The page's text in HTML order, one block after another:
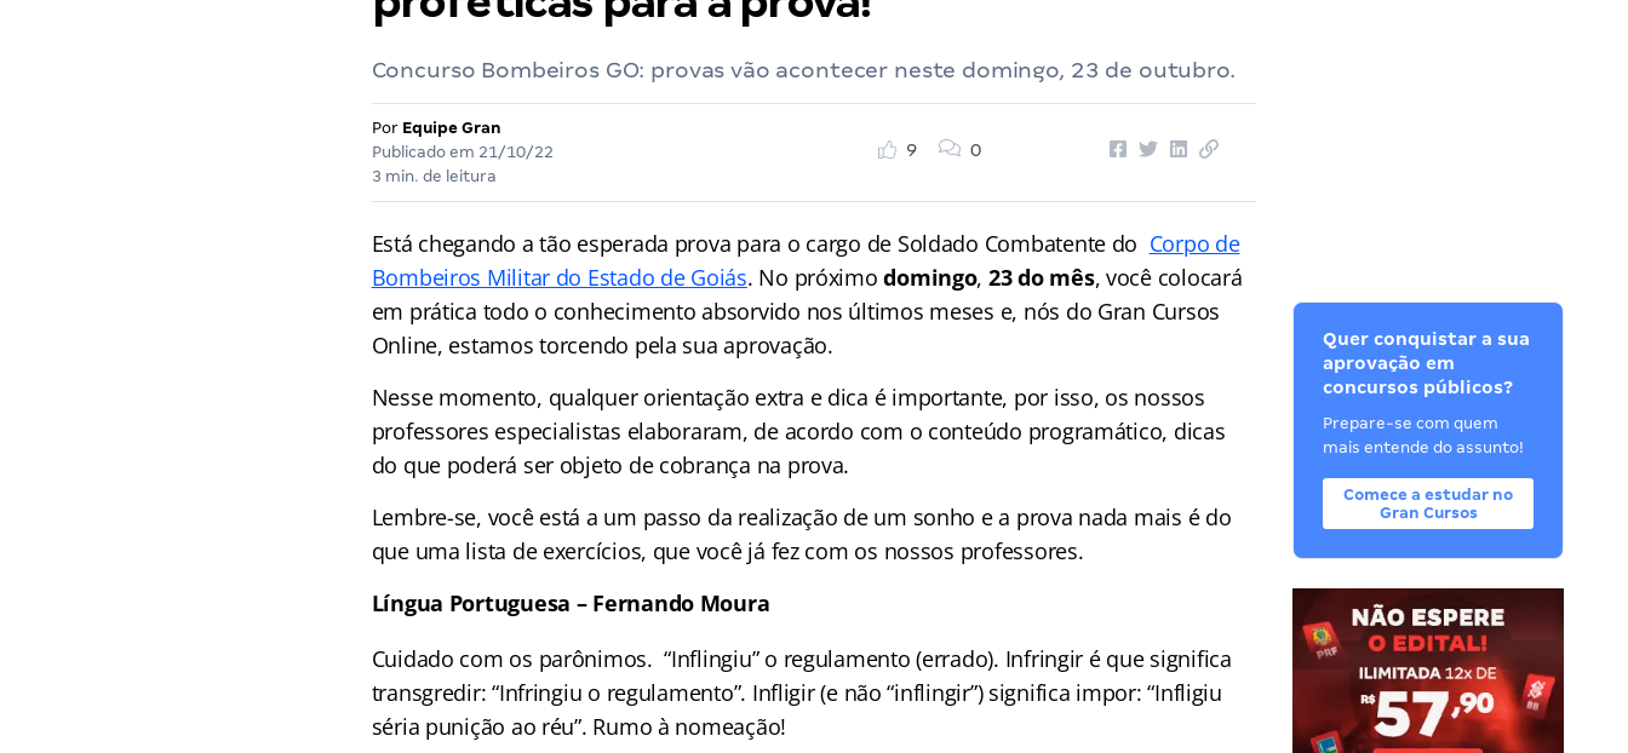
Concurso Bombeiros GO: provas vão acontecer neste domingo, 23 de outubro.
Por Equipe Gran
Publicado em 21/10/22
3 min. de leitura
9 0
Está chegando a tão esperada prova para o cargo de Soldado Combatente do Corpo de
Bombeiros Militar do Estado de Goiás. No próximo domingo, 23 do mês, você colocará
em prática todo o conhecimento absorvido nos últimos meses e, nós do Gran Cursos
Online, estamos torcendo pela sua aprovação.
Nesse momento, qualquer orientação extra e dica é importante, por isso, os nossos
professores especialistas elaboraram, de acordo com o conteúdo programático, dicas
do que poderá ser objeto de cobrança na prova.
Lembre-se, você está a um passo da realização de um sonho e a prova nada mais é do
que uma lista de exercícios, que você já fez com os nossos professores.
Língua Portuguesa – Fernando Moura
Cuidado com os parônimos. “Inflingiu” o regulamento (errado). Infringir é que significa
transgredir: “Infringiu o regulamento”. Infligir (e não “inflingir”) significa impor: “Infligiu
séria punição ao réu”. Rumo à nomeação!
Quer conquistar a sua
aprovação em
concursos públicos?
Prepare-se com quem
mais entende do assunto!
Comece a estudar no
Gran Cursos